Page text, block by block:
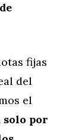
fijas
del
el
solo por